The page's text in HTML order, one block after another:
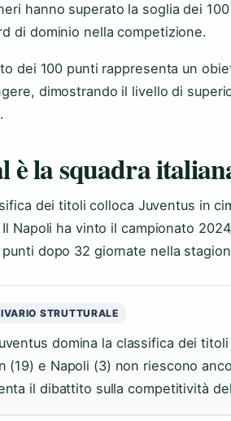
hanno superato la soglia dei
di dominio nella competizione.
dei 100 punti rappresenta un
dimostrando il livello di
è la squadra
dei titoli colloca Juventus in
Il Napoli ha vinto il campionato
dopo 32 giornate nella
STRUTTURALE
domina la classifica dei
(19) e Napoli (3) non riescono
il dibattito sulla competitività